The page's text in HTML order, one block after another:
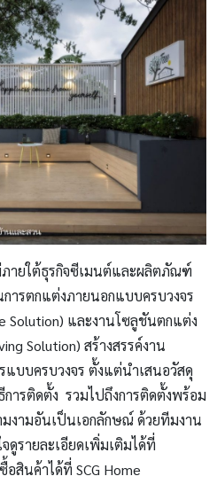
ายใต้ธุรกิจซีเมนต์และผลิตภัณฑ์
การตกแต่งภายนอกแบบครบวงจร
Solution) และงานโซลูชันตกแต่ง
Solution) สร้างสรรค์งาน
แบบครบวงจร ตั้งแต่นำเสนอวัสดุ
ารติดตั้ง รวมไปถึงการติดตั้งพร้อม
มงามอันเป็นเอกลักษณ์ ด้วยทีมงาน
ดูรายละเอียดเพิ่มเติมได้ที่
อสินค้าได้ที่ SCG Home